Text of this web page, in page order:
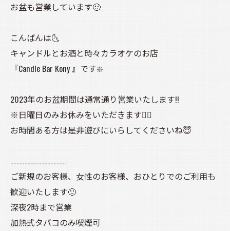
お盆も営業しています🙂
こんばんは🌜️
キャンドルとお酒と時々カラオケのお店
『Candle Bar Kony 』です❇️
2023年のお盆期間は通常通り営業いたします!!
※日曜日のみお休みをいただきます🙇‍♀️
お時間ある方は是非遊びにいらしてくださいね😇
………………………………
ご新規のお客様、女性のお客様、おひとりでのご利用も
歓迎いたします🙂
深夜2時まで営業
加熱式タバコのみ喫煙可